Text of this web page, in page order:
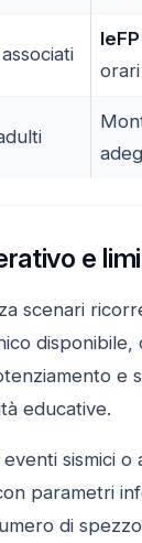
IeFP
e
scenari
e
educative.
sismici
parametri
di